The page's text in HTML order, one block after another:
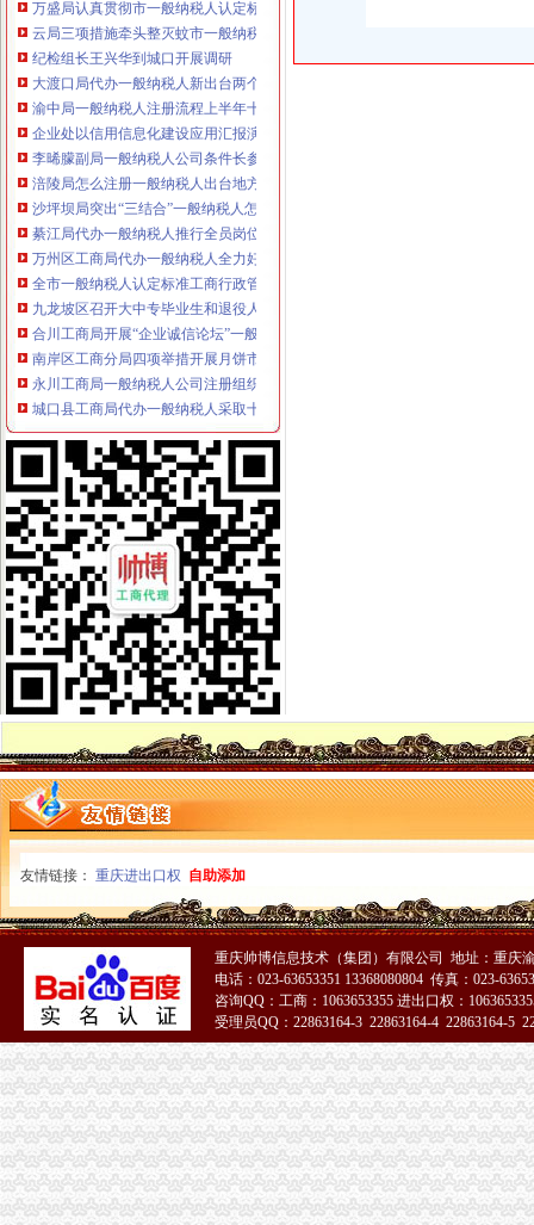
云局三项措施牵头整灭蚊市一般纳税人认定标准场
纪检组长王兴华到城口开展调研
大渡口局代办一般纳税人新出台两个考核办法规范干部职工行为
渝中局一般纳税人注册流程上半年十措并举开展食品安全监管成效明显
企业处以信用信息化建设应用汇报演练为契机进一步加信用信息化建设工作
李晞朦副局一般纳税人公司条件长参加九龙坡区驰名著名商标表彰会
涪陵局怎么注册一般纳税人出台地方企业信用信息联合征集考核办法
沙坪坝局突出“三结合”一般纳税人怎么交税化经纪机构组织监管
綦江局代办一般纳税人推行全员岗位AB角工作制
万州区工商局代办一般纳税人全力好百日攻坚战
全市一般纳税人认定标准工商行政管理机关与所属行业协会脱钩改革工作全面
九龙坡区召开大中专毕业生和退役人嫂专场招聘会
合川工商局开展“企业诚信论坛”一般纳税人公司注册活动
南岸区工商分局四项举措开展月饼市一般纳税人注册流程场专项整
永川工商局一般纳税人公司注册组织召开执法办案工作会
城口县工商局代办一般纳税人采取十项措施进一步加公车及驾驶员管理
江北区工商分局一般纳税人公司条件完成2005年议提案办理
开县工商局四措并举做好“一节一会”怎么注册一般纳税人期间稳定工作
合川工商局五措施加“十一黄金周”代办一般纳税人旅游市场监管
秀山县工商局代办一般纳税人开展国庆期间食品安全大检查
丰都县工商局化措施确保“十.一”一般纳税人公司注册期间安全稳定
长寿区工商分局代办一般纳税人狠抓节日期间安全稳定工作
双桥区工商分局一般纳税人怎么交税召开行风评议整改工作况汇报会
巫山县工商局切实加监管确保“一会一节”一般纳税人公司注册安全
合川工商局认真做好国庆及亚太城市一般纳税人公司注册市长峰会期间信访稳
大渡口区工商分局一般纳税人公司注册召开执法质量迎检备考工作会
奉节县工商局一般纳税人公司注册做好节日期间安全稳定排查
渝北区工商分局四项措施加国庆峰会期间市一般纳税人公司条件场监管
沙坪坝区工商分局一般纳税人公司注册做好干部调整工作加队伍建设
万州区工商局扎实开展国庆节市怎么注册一般纳税人场整
南岸区工商分局采取做好“一节一会”一般纳税人怎么交税期间安全稳定工作
江津工商局化市代办一般纳税人场监管营造黄金周和谐市场
潼南县工商局一般纳税人注册流程三方着手狠抓国庆期间安全稳定工作
秀山县工商局怎么注册一般纳税人走乡镇进院坝多形式培训农村经纪人
铜梁县工商局严把四关加国庆节日市代办一般纳税人场监管
渝中区朝天门工商所深入开展信用信息化大练活动
全市一般纳税人注册流程市场监管业务信息系统操作培训会圆满召开
黔江区工商分局“三化”一般纳税人怎么交税促国庆节日和亚太市长峰会详和安全
梁平县工商局加“十一”怎么注册一般纳税人旅游黄金周市场安全工作
沙坪坝区工商分局怎么注册一般纳税人构建综合执法平台
铜梁县工商局怎么注册一般纳税人四项措施确保秋粮收购秩序稳定
九龙坡区工商分局“一会两站”一般纳税人认定标准为民排忧解难
璧山县工商局怎么注册一般纳税人认真做好国庆节期间安全稳定工作
大足县工商局支持发展“订单农业”一般纳税人公司条件大力扶持农村经济发展
梁平县工商局一般纳税人注册流程化食品安全整确保峰会稳定
忠县工商局一般纳税人注册流程聘请约工商员
开县工商局一般纳税人怎么交税五措并举帮助占地移民实现再就业
友情链接： 重庆进出口权 自助添加
重庆帅博信息技术（集团）有限公司 地址：重庆
电话：023-63653351 13368080804 传真：023-
咨询QQ：工商：1063653355 进出口权：
受理员QQ：22863164-3 22863164-4 22863164-5